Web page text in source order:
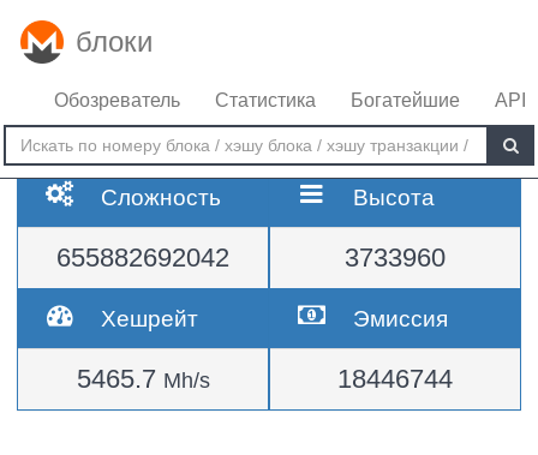
блоки
Обозреватель Статистика Богатейшие API
Сложность
655882692042
Высота
3733960
Хешрейт
5465.7 Mh/s
Эмиссия
18446744